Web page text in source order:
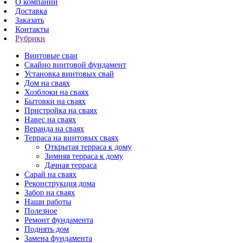
О компании
Доставка
Заказать
Контакты
Рубрики
Винтовые сваи
Свайно винтовой фундамент
Установка винтовых свай
Дом на сваях
Хозблоки на сваях
Бытовки на сваях
Пристройка на сваях
Навес на сваях
Веранда на сваях
Терраса на винтовых сваях
Открытая терраса к дому
Зимняя терраса к дому
Дачная терраса
Cарай на сваях
Реконструкция дома
Забор на сваях
Наши работы
Полезное
Ремонт фундамента
Поднять дом
Замена фундамента